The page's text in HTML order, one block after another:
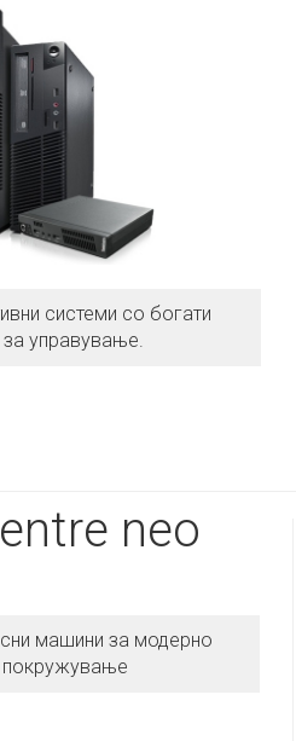
системи со богати
управување.
neo
машини за модерно
покружување